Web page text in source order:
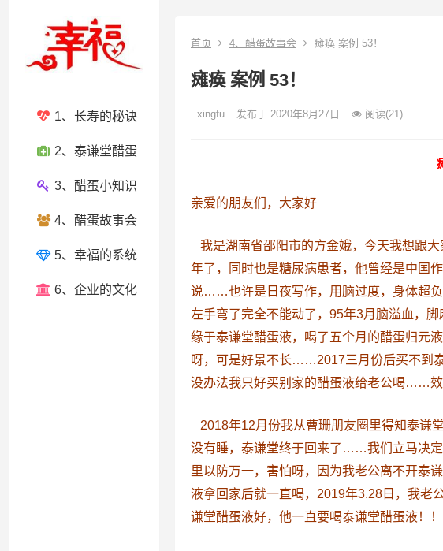
1、长寿的秘诀
2、泰谦堂醋蛋
3、醋蛋小知识
4、醋蛋故事会
5、幸福的系统
6、企业的文化
首页 4、醋蛋故事会 瘫痪 案例 53！
瘫痪 案例 53！
xingfu 发布于 2020年8月27日 阅读(21)
亲爱的朋友们，大家好
我是湖南省邵阳市的方金娥，今天我想跟
年了，同时也是糖尿病患者，他曾经是中国
说……也许是日夜写作，用脑过度，身体超负
左手弯了完全不能动了，95年3月脑溢血，
缘于泰谦堂醋蛋液，喝了五个月的醋蛋归元
呀，可是好景不长……2017三月份后买不到
没办法我只好买别家的醋蛋液给老公喝……
2018年12月份我从曹珊朋友圈里得知泰谦
没有睡，泰谦堂终于回来了……我们立马决
里以防万一，害怕呀，因为我老公离不开泰
液拿回家后就一直喝，2019年3.28日，我老
谦堂醋蛋液好，他一直要喝泰谦堂醋蛋液！！